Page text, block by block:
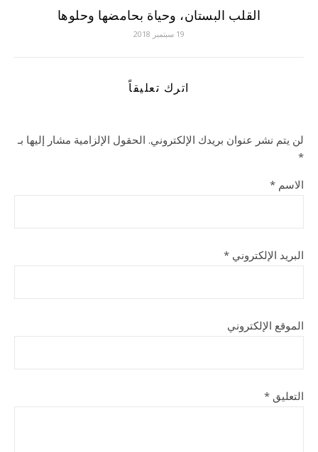
القلب البستان، وحياة بحامضها وحلوها
19 سبتمبر 2018
اترك تعليقاً
لن يتم نشر عنوان بريدك الإلكتروني. الحقول الإلزامية مشار إليها بـ
*
الاسم *
البريد الإلكتروني *
الموقع الإلكتروني
التعليق *